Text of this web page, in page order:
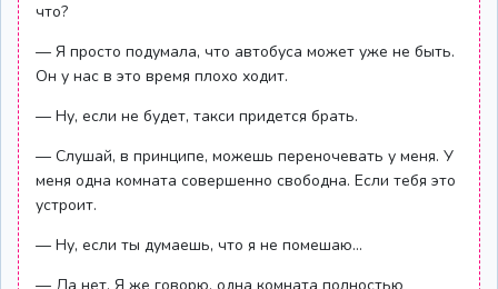
что?
— Я просто подумала, что автобуса может уже не быть.
Он у нас в это время плохо ходит.
— Ну, если не будет, такси придется брать.
— Слушай, в принципе, можешь переночевать у меня. У
меня одна комната совершенно свободна. Если тебя это
устроит.
— Ну, если ты думаешь, что я не помешаю...